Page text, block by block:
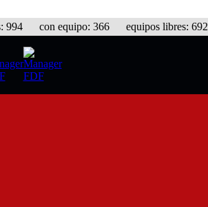
con equipo: 366 equipos libres: 692